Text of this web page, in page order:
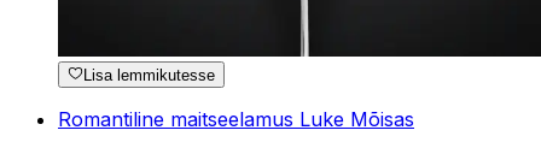
Lisa lemmikutesse
Romantiline maitseelamus Luke Mõisas